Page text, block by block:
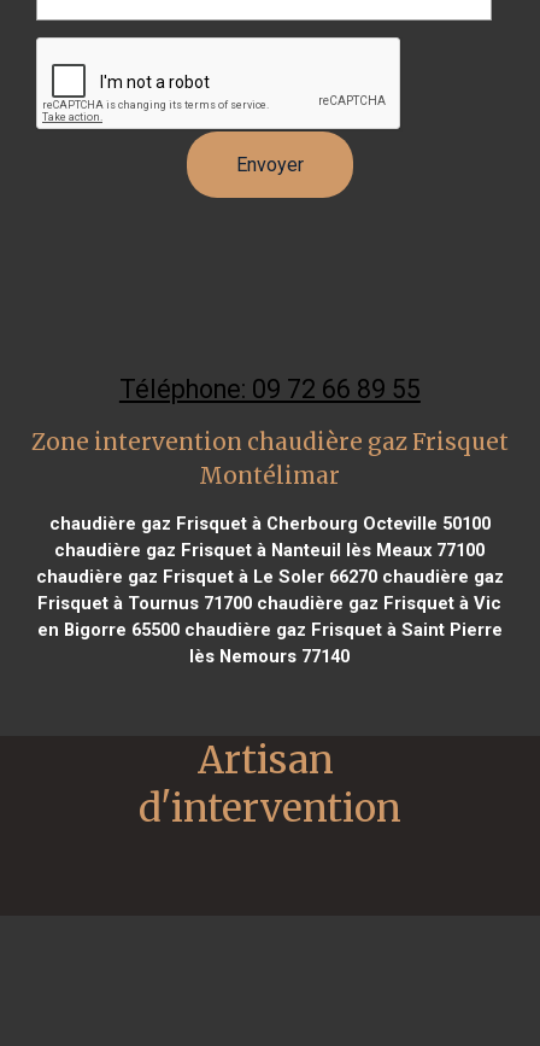
Téléphone: 09 72 66 89 55
Zone intervention chaudière gaz Frisquet
Montélimar
chaudière gaz Frisquet à Cherbourg Octeville 50100
chaudière gaz Frisquet à Nanteuil lès Meaux 77100
chaudière gaz Frisquet à Le Soler 66270chaudière gaz
Frisquet à Tournus 71700 chaudière gaz Frisquet à Vic
en Bigorre 65500chaudière gaz Frisquet à Saint Pierre
lès Nemours 77140
Artisan
d'intervention